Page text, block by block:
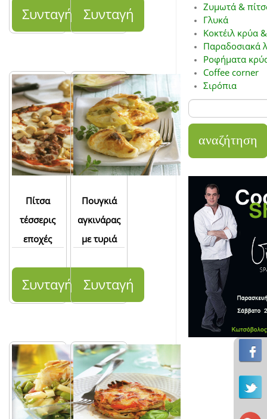
Συνταγή Συνταγή
Πίτσα
τέσσερις
εποχές
Συνταγή
Πουγκιά
αγκινάρας
με τυριά
Συνταγή
Ζυμωτά &
Γλυκά
Κοκτέιλ κρύα
Παραδοσιακά
Ροφήματα
Coffee corner
Σιρόπια